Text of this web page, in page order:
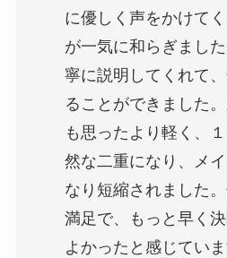
に優しく声をかけて
が一気に和らぎまし
寧に説明してくれて
ることができました
も思ったより軽く、
然な二重になり、メ
なり短縮されました
満足で、もっと早く
よかったと感じてい